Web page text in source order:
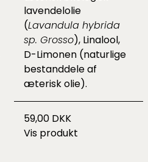
lavendelolie
(Lavandula hybrida
sp. Grosso), Linalool,
D-Limonen (naturlige
bestanddele af
æterisk olie).
59,00 DKK
Vis produkt